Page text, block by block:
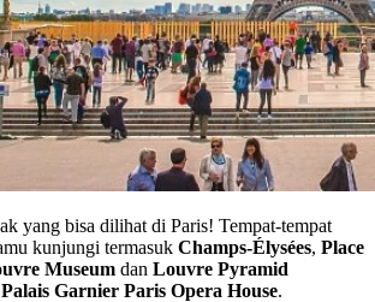
yang bisa dilihat di Paris! Tempat-tempat
kunjungi termasuk Champs-Élysées, Place
Museum dan Louvre Pyramid
Palais Garnier Paris Opera House.